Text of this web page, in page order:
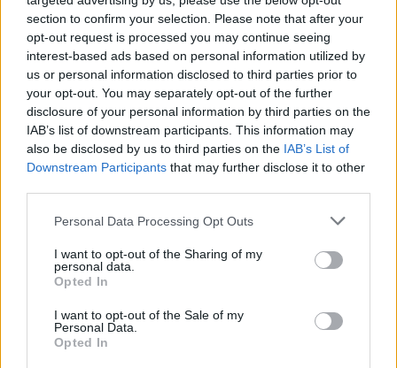
section to confirm your selection. Please note that after your
opt-out request is processed you may continue seeing
interest-based ads based on personal information utilized by
us or personal information disclosed to third parties prior to
your opt-out. You may separately opt-out of the further
disclosure of your personal information by third parties on the
IAB’s list of downstream participants. This information may
also be disclosed by us to third parties on the IAB’s List of
Downstream Participants that may further disclose it to other
Personal Data Processing Opt Outs
I want to opt-out of the Sharing of my
personal data.
Opted In
I want to opt-out of the Sale of my
Personal Data.
Opted In
expliqué, una y otra vez, que esa no era mi firma, que era
mentira. Como también era mentira lo que dijeron de que
yo estaba en la empresa. Algunos me identificaron sin ni
siquiera haberme visto en la vida, lo soltaron cuando ya no
testificaban”, asevera. El Tribunal Supremo ha
desestimado la revisión de su juicio y está a la espera de
entrar en la cárcel. “Yo solo quiero que me escuchen, que
revisen mi caso, porque yo no hice nada. Soy inocente y si
entro en la cárcel mi familia se hunde”, afirma. Su dolor
por confiar en un hermano no acaba con el temor a entrar
entre rejas, sino en sufrir que el principal condenado por
regresado a Mengíbar y conviva en casa de sus padres. Él
no ha declarado siquiera a favor de su hermana, reconoce